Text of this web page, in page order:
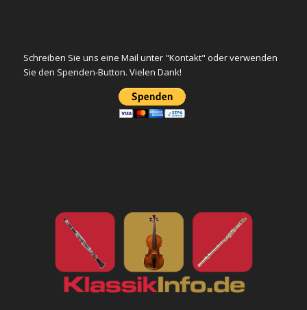
Schreiben Sie uns eine Mail unter "Kontakt" oder verwenden
Sie den Spenden-Button. Vielen Dank!